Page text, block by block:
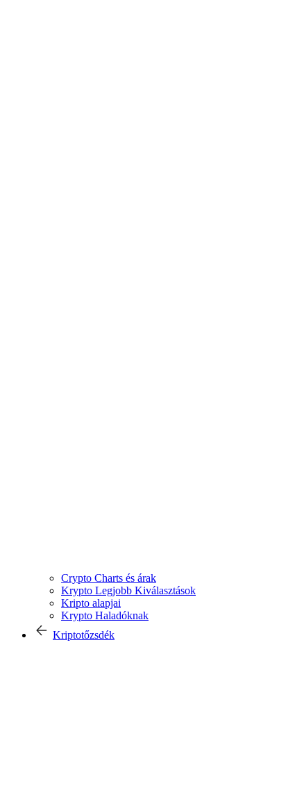
Crypto Charts és árak
Krypto Legjobb Kiválasztások
Kripto alapjai
Krypto Haladóknak
Kriptotőzsdék